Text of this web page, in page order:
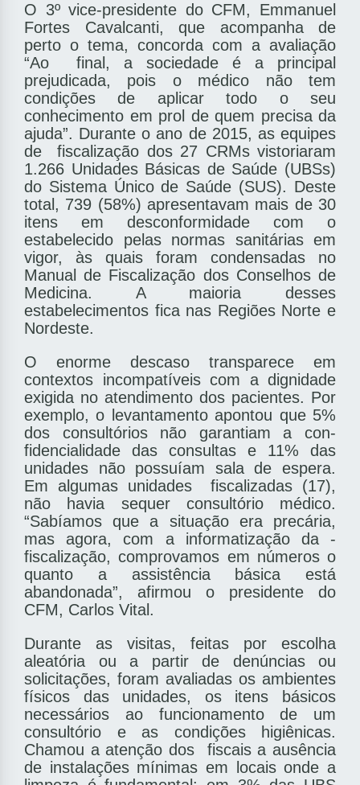
O 3º vice-presidente do CFM, Emmanuel
Fortes Cavalcanti, que acompanha de
perto o tema, concorda com a avaliação
“Ao ­ final, a sociedade é a principal
prejudicada, pois o médico não tem
condições de aplicar todo o seu
conhecimento em prol de quem precisa da
ajuda”. Durante o ano de 2015, as equipes
de ­ fiscalização dos 27 CRMs vistoriaram
1.266 Unidades Básicas de Saúde (UBSs)
do Sistema Único de Saúde (SUS). Deste
total, 739 (58%) apresentavam mais de 30
itens em desconformidade com o
estabelecido pelas normas sanitárias em
vigor, às quais foram condensadas no
Manual de Fiscalização dos Conselhos de
Medicina. A maioria desses
estabelecimentos ­fica nas Regiões Norte e
Nordeste.
O enorme descaso transparece em
contextos incompatíveis com a dignidade
exigida no atendimento dos pacientes. Por
exemplo, o levantamento apontou que 5%
dos consultórios não garantiam a con­
fidencialidade das consultas e 11% das
unidades não possuíam sala de espera.
Em algumas unidades ­ fiscalizadas (17),
não havia sequer consultório médico.
“Sabíamos que a situação era precária,
mas agora, com a informatização da ­
fiscalização, comprovamos em números o
quanto a assistência básica está
abandonada”, a­firmou o presidente do
CFM, Carlos Vital.
Durante as visitas, feitas por escolha
aleatória ou a partir de denúncias ou
solicitações, foram avaliadas os ambientes
físicos das unidades, os itens básicos
necessários ao funcionamento de um
consultório e as condições higiênicas.
Chamou a atenção dos ­ fiscais a ausência
de instalações mínimas em locais onde a